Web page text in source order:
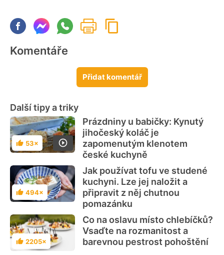
Komentáře
Přidat komentář
Další tipy a triky
Hodnocení
53×
Prázdniny u babičky: Kynutý
jihočeský koláč je
zapomenutým klenotem
české kuchyně
Hodnocení
494×
Jak používat tofu ve studené
kuchyni. Lze jej naložit a
připravit z něj chutnou
pomazánku
Hodnocení
2205×
Co na oslavu místo chlebíčků?
Vsaďte na rozmanitost a
barevnou pestrost pohoštění